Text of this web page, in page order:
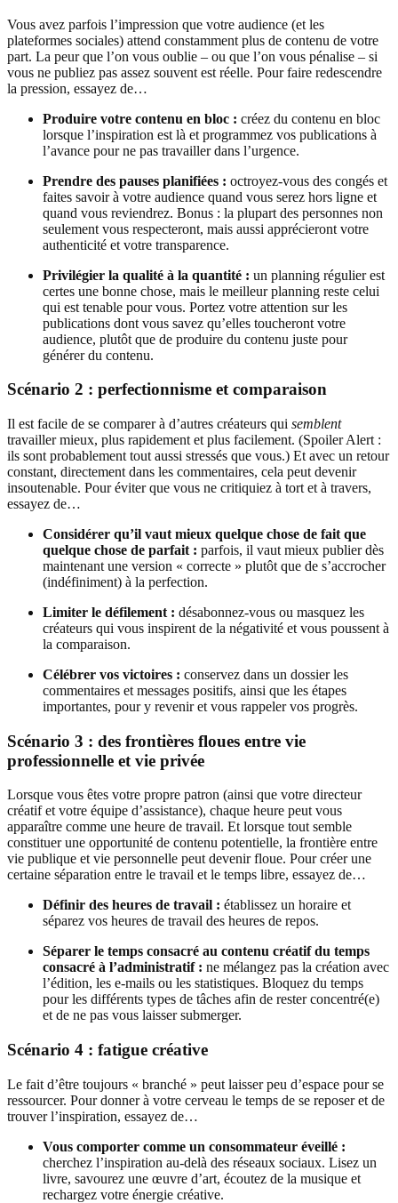
Vous avez parfois l’impression que votre audience (et les
plateformes sociales) attend constamment plus de contenu de votre
part. La peur que l’on vous oublie – ou que l’on vous pénalise – si
vous ne publiez pas assez souvent est réelle. Pour faire redescendre
la pression, essayez de…
Produire votre contenu en bloc : créez du contenu en bloc
lorsque l’inspiration est là et programmez vos publications à
l’avance pour ne pas travailler dans l’urgence.
Prendre des pauses planifiées : octroyez-vous des congés et
faites savoir à votre audience quand vous serez hors ligne et
quand vous reviendrez. Bonus : la plupart des personnes non
seulement vous respecteront, mais aussi apprécieront votre
authenticité et votre transparence.
Privilégier la qualité à la quantité : un planning régulier est
certes une bonne chose, mais le meilleur planning reste celui
qui est tenable pour vous. Portez votre attention sur les
publications dont vous savez qu’elles toucheront votre
audience, plutôt que de produire du contenu juste pour
générer du contenu.
Scénario 2 : perfectionnisme et comparaison
Il est facile de se comparer à d’autres créateurs qui semblent
travailler mieux, plus rapidement et plus facilement. (Spoiler Alert :
ils sont probablement tout aussi stressés que vous.) Et avec un retour
constant, directement dans les commentaires, cela peut devenir
insoutenable. Pour éviter que vous ne critiquiez à tort et à travers,
essayez de…
Considérer qu’il vaut mieux quelque chose de fait que
quelque chose de parfait : parfois, il vaut mieux publier dès
maintenant une version « correcte » plutôt que de s’accrocher
(indéfiniment) à la perfection.
Limiter le défilement : désabonnez-vous ou masquez les
créateurs qui vous inspirent de la négativité et vous poussent à
la comparaison.
Célébrer vos victoires : conservez dans un dossier les
commentaires et messages positifs, ainsi que les étapes
importantes, pour y revenir et vous rappeler vos progrès.
Scénario 3 : des frontières floues entre vie
professionnelle et vie privée
Lorsque vous êtes votre propre patron (ainsi que votre directeur
créatif et votre équipe d’assistance), chaque heure peut vous
apparaître comme une heure de travail. Et lorsque tout semble
constituer une opportunité de contenu potentielle, la frontière entre
vie publique et vie personnelle peut devenir floue. Pour créer une
certaine séparation entre le travail et le temps libre, essayez de…
Définir des heures de travail : établissez un horaire et
séparez vos heures de travail des heures de repos.
Séparer le temps consacré au contenu créatif du temps
consacré à l’administratif : ne mélangez pas la création avec
l’édition, les e-mails ou les statistiques. Bloquez du temps
pour les différents types de tâches afin de rester concentré(e)
et de ne pas vous laisser submerger.
Scénario 4 : fatigue créative
Le fait d’être toujours « branché » peut laisser peu d’espace pour se
ressourcer. Pour donner à votre cerveau le temps de se reposer et de
trouver l’inspiration, essayez de…
Vous comporter comme un consommateur éveillé :
cherchez l’inspiration au-delà des réseaux sociaux. Lisez un
livre, savourez une œuvre d’art, écoutez de la musique et
rechargez votre énergie créative.